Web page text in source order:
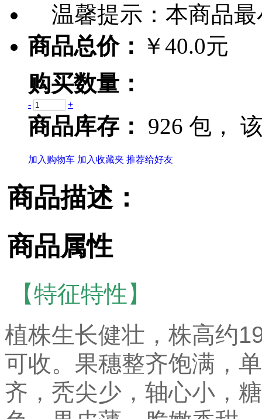
温馨提示： 本商品
商品总价： ￥40.0元
购买数量：
- +
商品库存： 926 包，
加入购物车 加入收藏夹 推荐给好友
商品描述：
商品属性
【特征特性】
植株生长健壮，株高约
可收。果穗整齐饱满，
齐，秃尖少，轴心小，